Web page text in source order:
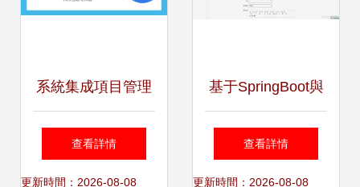
系統集成項目管理
工程師與計算機系
統集成 認證與概念
查看詳情
更新時間：2026-08-08
基于SpringBoot與
Vue的教學資料管
理系統的設計與實
查看詳情
更新時間：2026-08-08